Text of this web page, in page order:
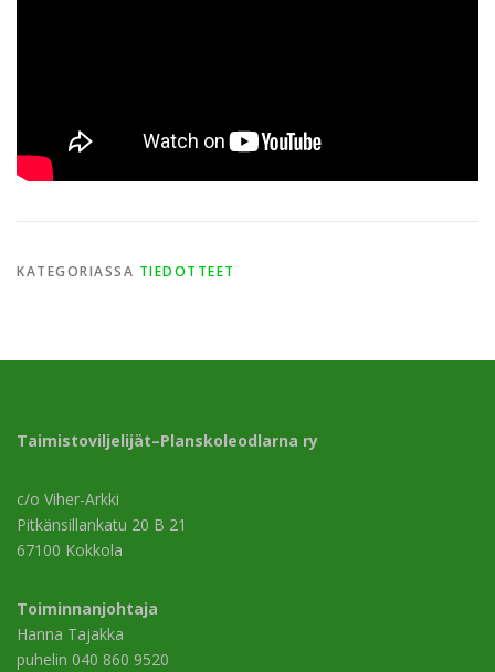
KATEGORIASSA TIEDOTTEET
Taimistoviljelijät–Planskoleodlarna ry
c/o Viher-Arkki
Pitkänsillankatu 20 B 21
67100 Kokkola
Toiminnanjohtaja
Hanna Tajakka
puhelin 040 860 9520